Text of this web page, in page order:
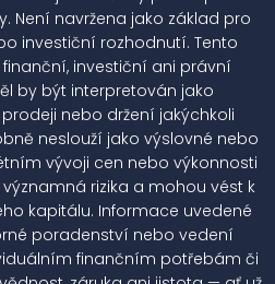
Není navržena jako základ pro
investiční rozhodnutí. Tento
investiční ani právní
by být interpretován jako
nebo držení jakýchkoli
neslouží jako výslovné nebo
vývoji cen nebo výkonnosti
rizika a mohou vést k
kapitálu. Informace uvedené
poradenství nebo vedení
finančním potřebám či